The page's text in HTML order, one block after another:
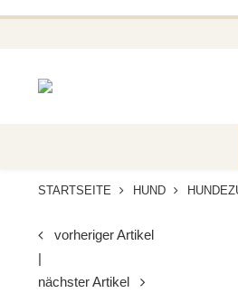
STARTSEITE HUND
vorheriger Artikel
nächster Artikel